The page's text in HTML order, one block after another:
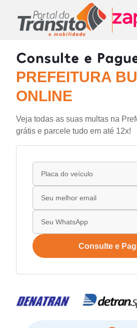
Consulte e
PREFEITURA
ONLINE
Veja todas as suas multas na
grátis e parcele tudo em até 12x!
Consulte e